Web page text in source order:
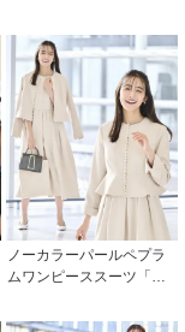
U1339」
ノーカラーパールペプラ
ムワンピーススーツ「SU
ニー・入学式(入園式)・卒